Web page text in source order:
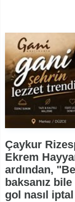
Çaykur
Ekrem
ardından,
baksanız
gol nasıl